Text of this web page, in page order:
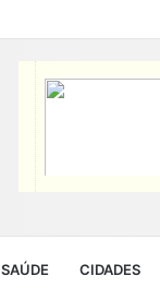
SAÚDE CIDADES